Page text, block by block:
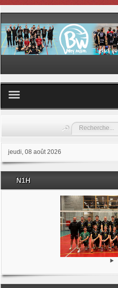
Les samedis du sport
Les stages
Documents
Rechercher
jeudi, 08 août 2026
N1H